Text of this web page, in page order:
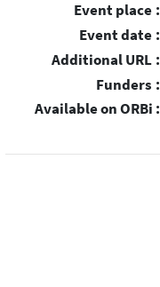
Event place :
Event date :
Additional URL :
Funders :
Available on ORBi :